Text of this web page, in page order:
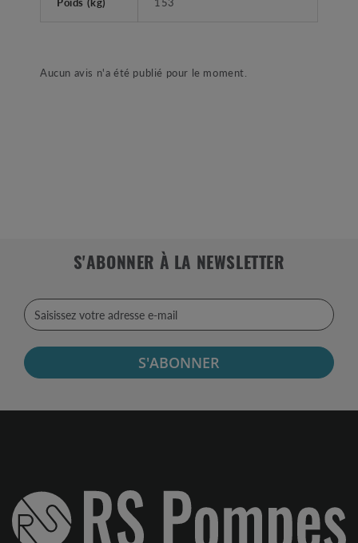
Aucun avis n'a été publié pour le moment.
S'ABONNER À LA NEWSLETTER
S'ABONNER